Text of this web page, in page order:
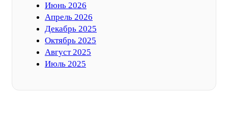
Июнь 2026
Апрель 2026
Декабрь 2025
Октябрь 2025
Август 2025
Июль 2025